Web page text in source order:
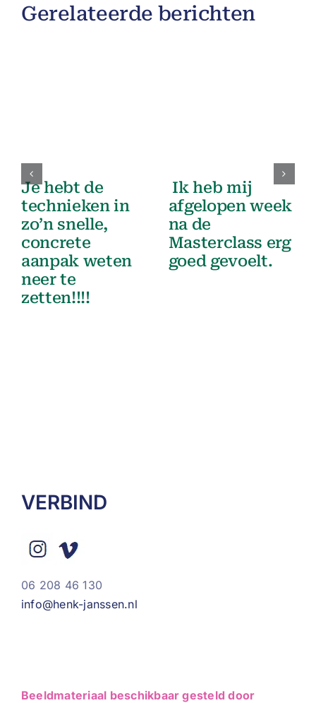
Gerelateerde berichten
Je hebt de
technieken in
zo’n snelle,
concrete
aanpak weten
neer te
zetten!!!!
Ik heb mij
afgelopen week
na de
Masterclass erg
goed gevoelt.
VERBIND
06 208 46 130
info@henk-janssen.nl
Beeldmateriaal beschikbaar gesteld door